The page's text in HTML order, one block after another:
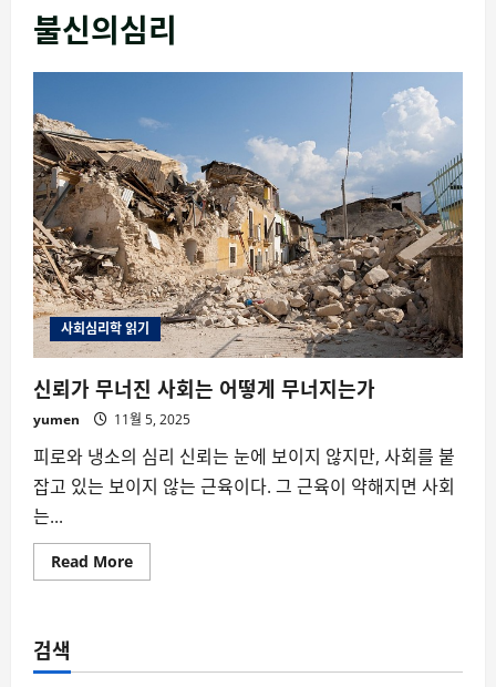
불신의심리
사회심리학 읽기
신뢰가 무너진 사회는 어떻게 무너지는가
yumen 11월 5, 2025
피로와 냉소의 심리 신뢰는 눈에 보이지 않지만, 사회를 붙
잡고 있는 보이지 않는 근육이다. 그 근육이 약해지면 사회
는...
Read MoreRead
more
너
검색